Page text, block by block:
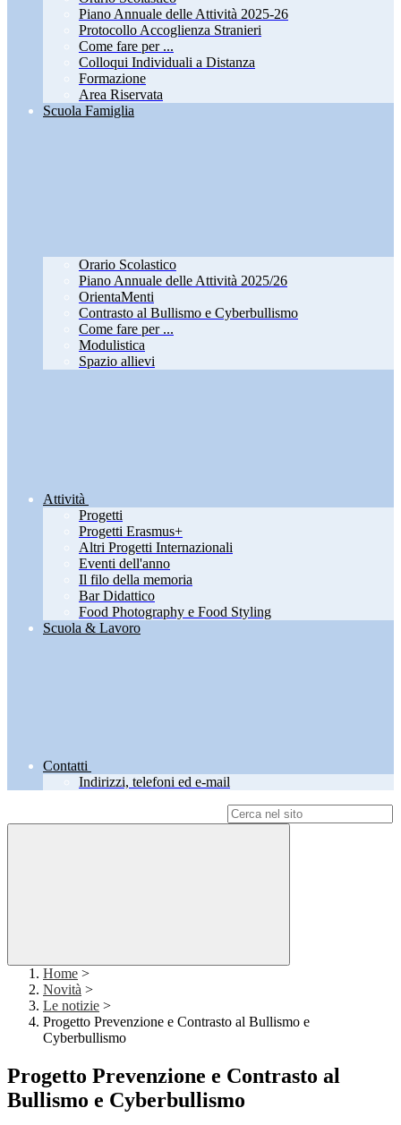
Piano Annuale delle Attività 2025-26
Protocollo Accoglienza Stranieri
Come fare per ...
Colloqui Individuali a Distanza
Formazione
Area Riservata
Scuola Famiglia
Orario Scolastico
Piano Annuale delle Attività 2025/26
OrientaMenti
Contrasto al Bullismo e Cyberbullismo
Come fare per ...
Modulistica
Spazio allievi
Attività
Progetti
Progetti Erasmus+
Altri Progetti Internazionali
Eventi dell'anno
Il filo della memoria
Bar Didattico
Food Photography e Food Styling
Scuola & Lavoro
Contatti
Indirizzi, telefoni ed e-mail
Home >
Novità >
Le notizie >
Progetto Prevenzione e Contrasto al Bullismo e
Cyberbullismo
Progetto Prevenzione e Contrasto al
Bullismo e Cyberbullismo